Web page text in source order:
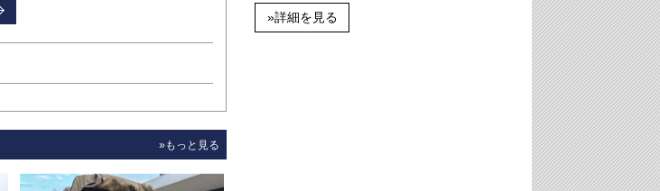
»もっと見る
»詳細を見る